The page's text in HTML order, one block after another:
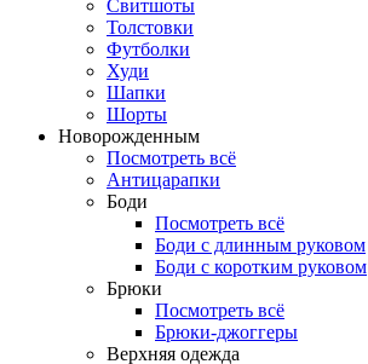
Свитшоты
Толстовки
Футболки
Худи
Шапки
Шорты
Новорожденным
Посмотреть всё
Антицарапки
Боди
Посмотреть всё
Боди с длинным руковом
Боди с коротким руковом
Брюки
Посмотреть всё
Брюки-джоггеры
Верхняя одежда